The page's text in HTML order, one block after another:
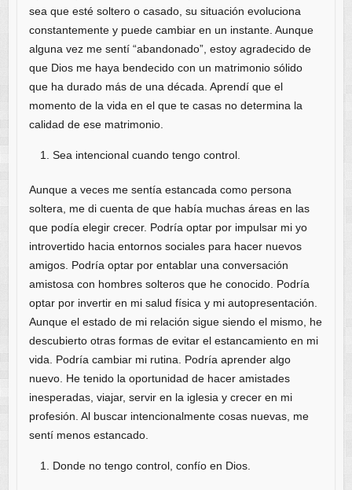
sea que esté soltero o casado, su situación evoluciona
constantemente y puede cambiar en un instante. Aunque
alguna vez me sentí “abandonado”, estoy agradecido de
que Dios me haya bendecido con un matrimonio sólido
que ha durado más de una década. Aprendí que el
momento de la vida en el que te casas no determina la
calidad de ese matrimonio.
Sea intencional cuando tengo control.
Aunque a veces me sentía estancada como persona
soltera, me di cuenta de que había muchas áreas en las
que podía elegir crecer. Podría optar por impulsar mi yo
introvertido hacia entornos sociales para hacer nuevos
amigos. Podría optar por entablar una conversación
amistosa con hombres solteros que he conocido. Podría
optar por invertir en mi salud física y mi autopresentación.
Aunque el estado de mi relación sigue siendo el mismo, he
descubierto otras formas de evitar el estancamiento en mi
vida. Podría cambiar mi rutina. Podría aprender algo
nuevo. He tenido la oportunidad de hacer amistades
inesperadas, viajar, servir en la iglesia y crecer en mi
profesión. Al buscar intencionalmente cosas nuevas, me
sentí menos estancado.
Donde no tengo control, confío en Dios.